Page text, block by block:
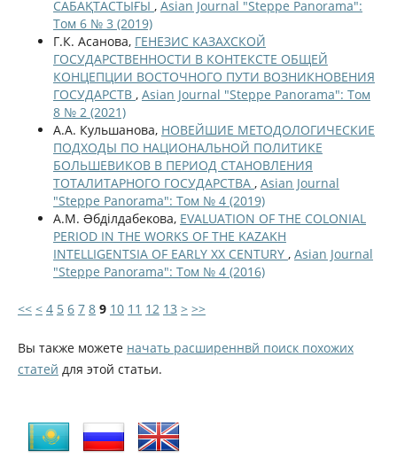
САБАҚТАСТЫҒЫ , Asian Journal "Steppe Panorama":
Том 6 № 3 (2019)
Г.К. Асанова, ГЕНЕЗИС КАЗАХСКОЙ
ГОСУДАРСТВЕННОСТИ В КОНТЕКСТЕ ОБЩЕЙ
КОНЦЕПЦИИ ВОСТОЧНОГО ПУТИ ВОЗНИКНОВЕНИЯ
ГОСУДАРСТВ , Asian Journal "Steppe Panorama": Том
8 № 2 (2021)
А.А. Кульшанова, НОВЕЙШИЕ МЕТОДОЛОГИЧЕСКИЕ
ПОДХОДЫ ПО НАЦИОНАЛЬНОЙ ПОЛИТИКЕ
БОЛЬШЕВИКОВ В ПЕРИОД СТАНОВЛЕНИЯ
ТОТАЛИТАРНОГО ГОСУДАРСТВА , Asian Journal
"Steppe Panorama": Том № 4 (2019)
А.М. Əбділдабекова, EVALUATION OF THE COLONIAL
PERIOD IN THE WORKS OF THE KAZAKH
INTELLIGENTSIA OF EARLY ХХ CENTURY , Asian Journal
"Steppe Panorama": Том № 4 (2016)
<< < 4 5 6 7 8 9 10 11 12 13 > >>
Вы также можете начать расширеннвй поиск похожих
статей для этой статьи.